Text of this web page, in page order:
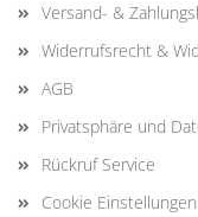
Versand- &
Widerrufsrecht &
AGB
Privatsphäre und
Rückruf Service
Cookie Einstellungen